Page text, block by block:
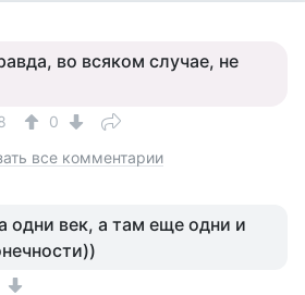
во всяком случае, не
0
все комментарии
одни век, а там еще одни и